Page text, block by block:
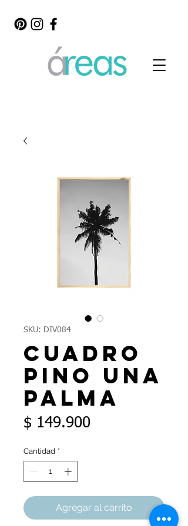
SKU: DIV084
Cuadro
Pino Una
Palma
$ 149.900Precio
Cantidad *
Agregar al carrito